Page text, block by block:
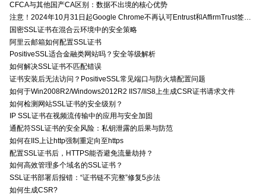
CFCA与其他国产CA区别：数据不出境的核心优势
注意！2024年10月31日起Google Chrome不再认可Entrust和AffirmTrust签发的TLS证书
国密SSL证书在混合云环境中的安全策略
阿里云邮箱如何配置SSL证书
PositiveSSL适合金融类网站吗？安全等级解析
如何解决SSL证书不匹配错误
证书安装后无法访问？PositiveSSL常见端口与防火墙配置问题
如何于Win2008R2/Windows2012R2 IIS7/IIS8上生成CSR证书请求文件
如何检测网站SSL证书的安全级别？
IP SSL证书在视频流传输中的应用与安全加固
通配符SSL证书的安全风险：私钥泄露的后果与防范
如何在IIS上让http强制重定向至https
配置SSL证书后，HTTPS能否避免流量劫持？
如何高效管理多个域名的SSL证书？
SSL证书部署后报错：“证书链不完整”修复5步法
如何生成CSR?